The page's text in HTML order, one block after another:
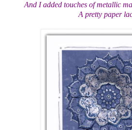
And I added touches of metallic
A pretty paper